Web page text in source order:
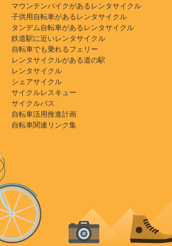
マウンテンバイクがあるレンタサイクル
子供用自転車があるレンタサイクル
タンデム自転車があるレンタサイクル
鉄道駅に近いレンタサイクル
自転車でも乗れるフェリー
レンタサイクルがある道の駅
レンタサイクル
シェアサイクル
サイクルレスキュー
サイクルバス
自転車活用推進計画
自転車関連リンク集